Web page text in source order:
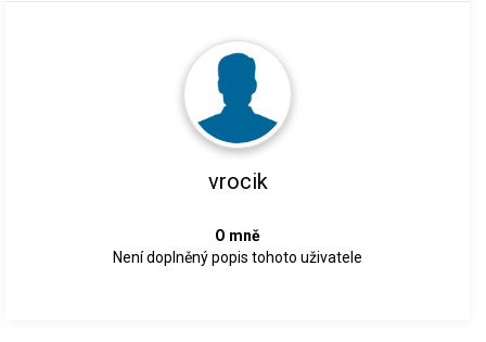
vrocik
O mně
Není doplněný popis tohoto uživatele